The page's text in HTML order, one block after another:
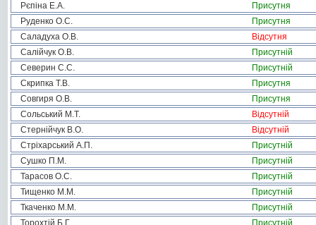
Рєпіна Е.А.
Присутня
Руденко О.С.
Присутня
Саладуха О.В.
Відсутня
Салійчук О.В.
Присутній
Северин С.С.
Присутній
Скрипка Т.В.
Присутня
Совгиря О.В.
Присутня
Сольський М.Т.
Відсутній
Стернійчук В.О.
Відсутній
Стріхарський А.П.
Присутній
Сушко П.М.
Присутній
Тарасов О.С.
Присутній
Тищенко М.М.
Присутній
Ткаченко М.М.
Присутній
Торохтій Б.Г.
Присутній